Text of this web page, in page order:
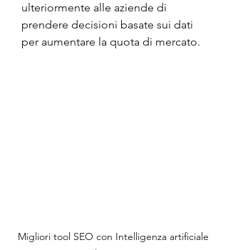
ulteriormente alle aziende di
prendere decisioni basate sui dati
per aumentare la quota di mercato.
Migliori tool SEO con Intelligenza artificiale